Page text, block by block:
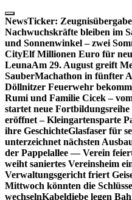
Skip
to
content
NewsTicker:
Nachwuchskräfte bleiben im
und Sonnenwinkel – zwei
CityElf Millionen Euro für
LeunaAm 29. August greift
SauberMachathon in fünfter
Döllnitzer Feuerwehr
Rumi und Familie Cicek –
startet neue
eröffnet – Kleingartensparte
ihre GeschichteGlasfaser für
unterzeichnet nächsten
der Pappelallee — Verein
weiht saniertes Vereinsheim
Verwaltungsgericht friert
Mittwoch könnten die
wechselnKabeldiebe legen